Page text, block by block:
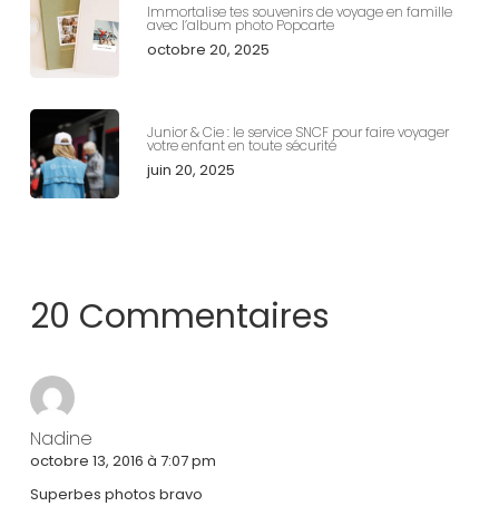
Immortalise tes souvenirs de voyage en famille
avec l’album photo Popcarte
octobre 20, 2025
Junior & Cie : le service SNCF pour faire voyager
votre enfant en toute sécurité
juin 20, 2025
20 Commentaires
Nadine
octobre 13, 2016 à 7:07 pm
Superbes photos bravo